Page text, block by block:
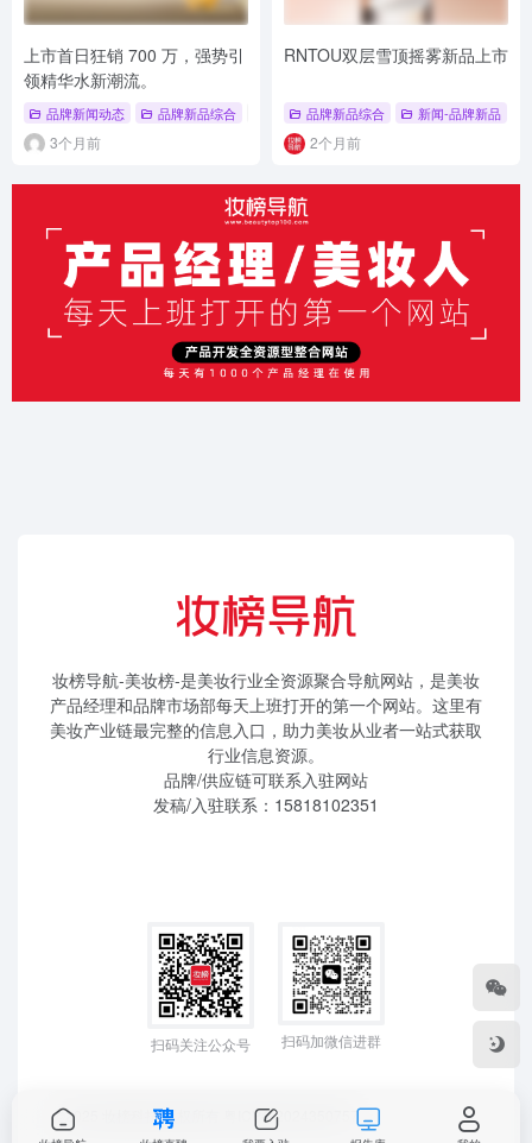
上市首日狂销 700 万，强势引
领精华水新潮流。
品牌新闻动态 品牌新品综合 # 新品上市 # 品牌新品 # 品牌新品综合
3个月前
RNTOU双层雪顶摇雾新品上市
品牌新品综合 新闻-品牌新品
2个月前
妆榜导航-美妆榜-是美妆行业全资源聚合导航网站，是美妆
产品经理和品牌市场部每天上班打开的第一个网站。这里有
美妆产业链最完整的信息入口，助力美妆从业者一站式获取
行业信息资源。
品牌/供应链可联系入驻网站
发稿/入驻联系：15818102351
扫码关注公众号 扫码加微信进群
©2025 妆榜科技 版权所有 粤ICP备2024350757